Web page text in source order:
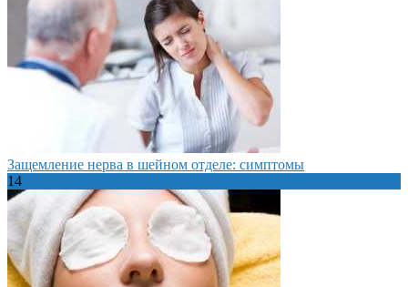
Защемление нерва в шейном отделе: симптомы
14